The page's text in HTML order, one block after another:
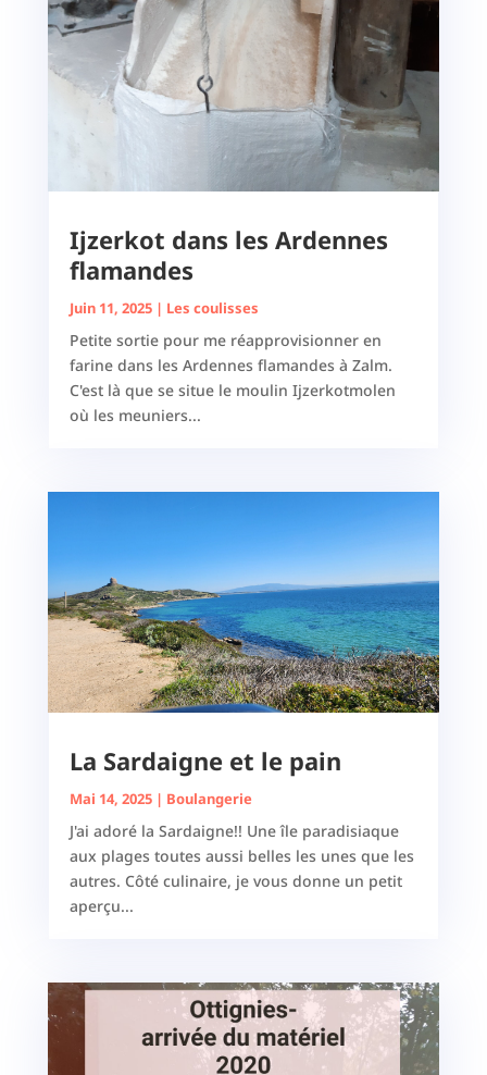
Ijzerkot dans les Ardennes
flamandes
Juin 11, 2025| Les coulisses
Petite sortie pour me réapprovisionner en
farine dans les Ardennes flamandes à Zalm.
C'est là que se situe le moulin Ijzerkotmolen
où les meuniers...
La Sardaigne et le pain
Mai 14, 2025| Boulangerie
J'ai adoré la Sardaigne!! Une île paradisiaque
aux plages toutes aussi belles les unes que les
autres. Côté culinaire, je vous donne un petit
aperçu...